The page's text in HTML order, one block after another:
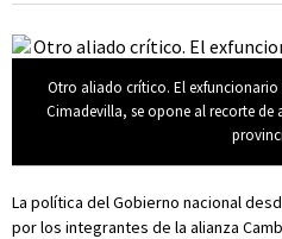
Otro aliado crítico. El
Cimadevilla, se opone al recorte de
La política del Gobierno nacional
por los integrantes de la alianza